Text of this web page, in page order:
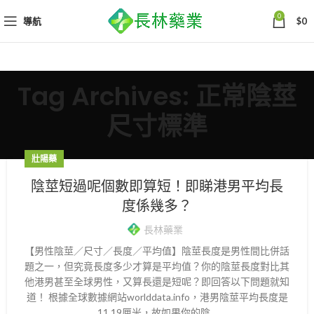
導航 0 $0
Tag Archives: 正常陰莖
尺寸標準
壯陽藥
陰莖短過呢個數即算短！即睇港男平均長
度係幾多？
長林藥業
【男性陰莖／尺寸／長度／平均值】陰莖長度是男性間比併話
題之一，但究竟長度多少才算是平均值？你的陰莖長度對比其
他港男甚至全球男性，又算長還是短呢？即回答以下問題就知
道！ 根據全球數據網站worlddata.info，港男陰莖平均長度是